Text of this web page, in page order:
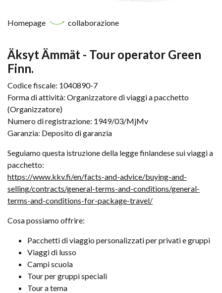
Homepage collaborazione
Äksyt Ämmät - Tour operator Green
Finn.
Codice fiscale: 1040890-7
Forma di attività: Organizzatore di viaggi a pacchetto
(Organizzatore)
Numero di registrazione: 1949/03/MjMv
Garanzia: Deposito di garanzia
Seguiamo questa istruzione della legge finlandese sui viaggi a
pacchetto:
https://www.kkv.fi/en/facts-and-advice/buying-and-
selling/contracts/general-terms-and-conditions/general-
terms-and-conditions-for-package-travel/
Cosa possiamo offrire:
Pacchetti di viaggio personalizzati per privati e gruppi
Viaggi di lusso
Campi scuola
Tour per gruppi speciali
Tour a tema